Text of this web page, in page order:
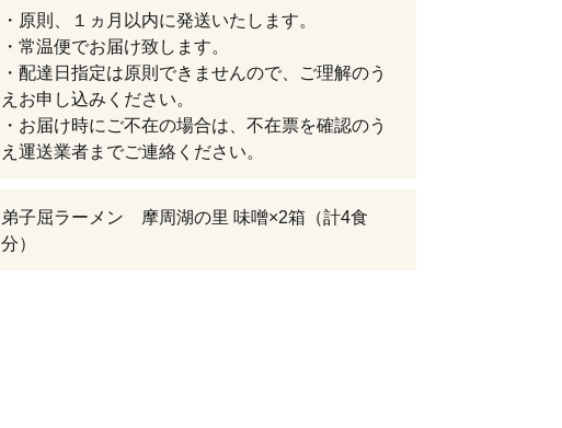
・原則、１ヵ月以内に発送いたします。
・常温便でお届け致します。
・配達日指定は原則できませんので、ご理解のう
えお申し込みください。
・お届け時にご不在の場合は、不在票を確認のう
え運送業者までご連絡ください。
弟子屈ラーメン 摩周湖の里 味噌×2箱（計4食
分）